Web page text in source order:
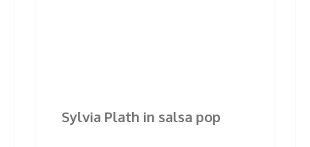
Sylvia Plath in salsa pop